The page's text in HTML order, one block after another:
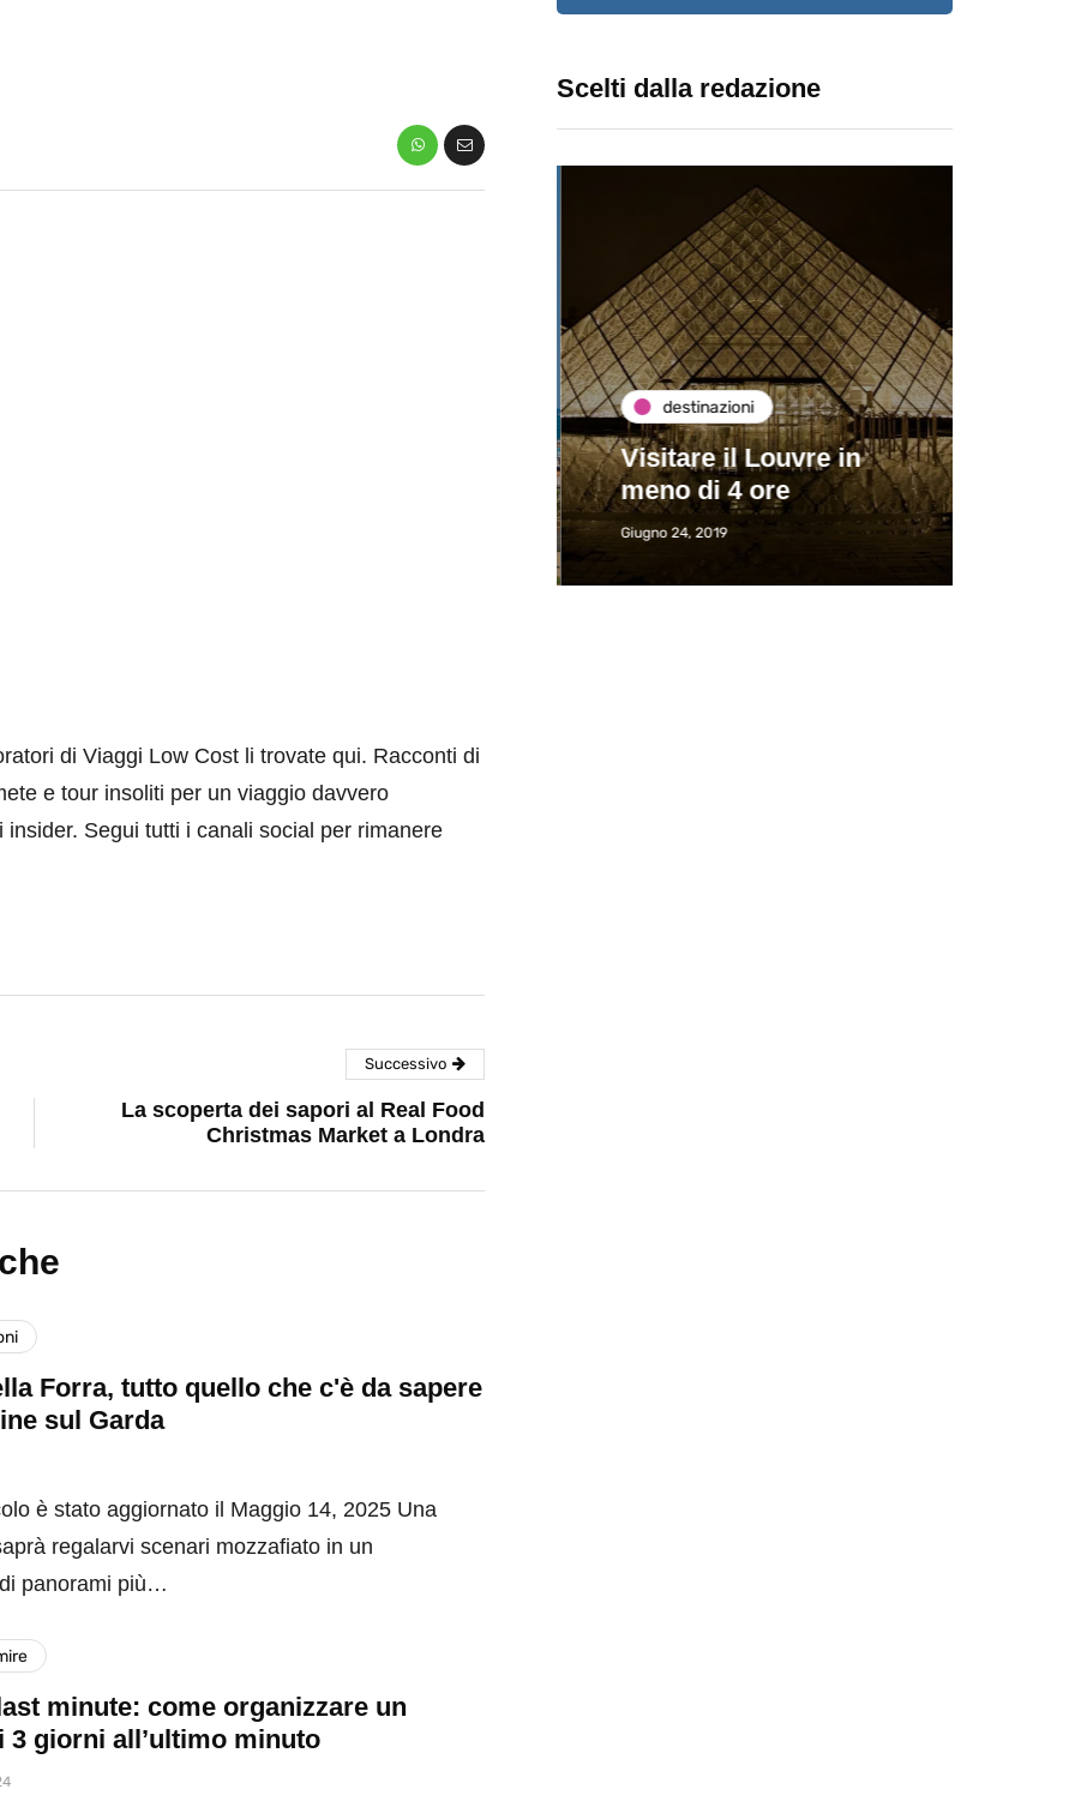
Scelti dalla redazione
destinazioni
Visitare il Louvre in
meno di 4 ore
Giugno 24, 2019
di Viaggi Low Cost li trovate qui. Racconti di
e tour insoliti per un viaggio davvero
Segui tutti i canali social per rimanere
Successivo
La scoperta dei sapori al Real Food
Christmas Market a Londra
Forra, tutto quello che c'è da sapere
sul Garda
è stato aggiornato il Maggio 14, 2025 Una
regalarvi scenari mozzafiato in un
panorami più…
minute: come organizzare un
3 giorni all’ultimo minuto